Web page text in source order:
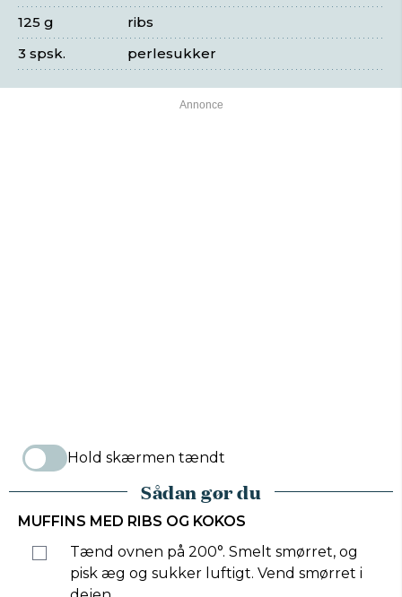
ribs
125 g
perlesukker
3 spsk.
Hold skærmen tændt
Sådan gør du
MUFFINS MED RIBS OG KOKOS
Tænd ovnen på 200°. Smelt smørret, og
pisk æg og sukker luftigt. Vend smørret i